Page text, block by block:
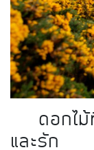
Channel
Twitter
Channel
ดอกไม้ที่
และรัก